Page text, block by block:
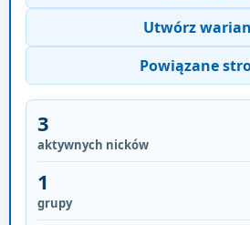
Utwórz
Powiązane
3
aktywnych nicków
1
grupy